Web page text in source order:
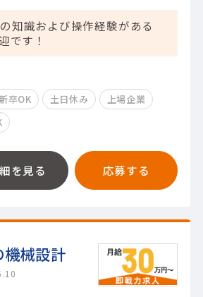
知識および操作経験がある
です！
卒OK 土日休み
上場企業
を見る 応募する
機械設計